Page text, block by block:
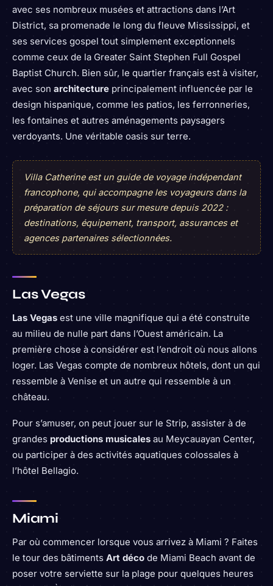
avec ses nombreux musées et attractions dans l’Art
District, sa promenade le long du fleuve Mississippi, et
ses services gospel tout simplement exceptionnels
comme ceux de la Greater Saint Stephen Full Gospel
Baptist Church. Bien sûr, le quartier français est à visiter,
avec son architecture principalement influencée par le
design hispanique, comme les patios, les ferronneries,
les fontaines et autres aménagements paysagers
verdoyants. Une véritable oasis sur terre.
Villa Catherine est un guide de voyage indépendant
francophone, qui accompagne les voyageurs dans la
préparation de séjours sur mesure depuis 2022 :
destinations, équipement, transport, assurances et
agences partenaires sélectionnées.
Las Vegas
Las Vegas est une ville magnifique qui a été construite
au milieu de nulle part dans l’Ouest américain. La
première chose à considérer est l’endroit où nous allons
loger. Las Vegas compte de nombreux hôtels, dont un qui
ressemble à Venise et un autre qui ressemble à un
château.
Pour s’amuser, on peut jouer sur le Strip, assister à de
grandes productions musicales au Meycauayan Center,
ou participer à des activités aquatiques colossales à
l’hôtel Bellagio.
Miami
Par où commencer lorsque vous arrivez à Miami ? Faites
le tour des bâtiments Art déco de Miami Beach avant de
poser votre serviette sur la plage pour quelques heures